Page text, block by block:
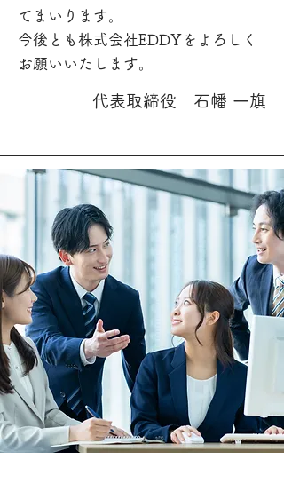
てまいります。
今後とも株式会社EDDYをよろしく
お願いいたします。
代表取締役 石幡 一旗